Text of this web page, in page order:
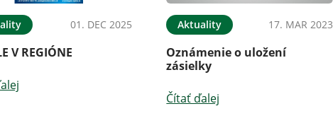
01. DEC 2025
V REGIÓNE
Aktuality 17. MAR 2023
Oznámenie o uložení
zásielky
Čítať ďalej